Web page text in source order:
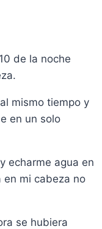
de la noche
mismo tiempo y
en un solo
echarme agua en
en mi cabeza no
se hubiera